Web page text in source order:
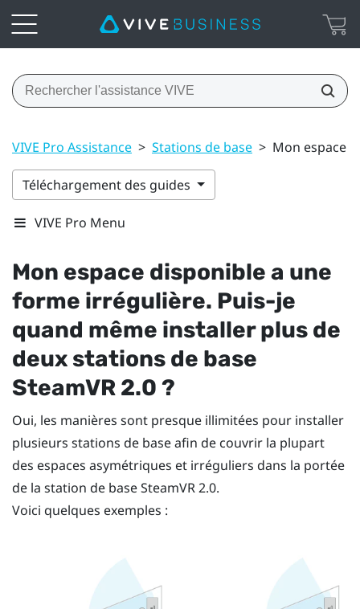
VIVE Pro Assistance > Stations de base > Mon espace
Téléchargement des guides
VIVE Pro Menu
Mon espace disponible a une
forme irrégulière. Puis-je
quand même installer plus de
deux stations de base
SteamVR 2.0 ?
Oui, les manières sont presque illimitées pour installer
plusieurs stations de base afin de couvrir la plupart
des espaces asymétriques et irréguliers dans la portée
de la station de baseSteamVR2.0.
Voici quelques exemples :